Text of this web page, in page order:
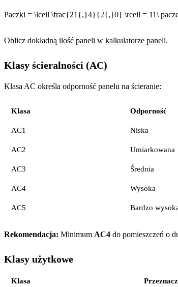
Paczki = \lceil \frac{21{,}4}{2{,}0} \rceil = 11\
Oblicz dokładną ilość paneli w kalkulatorze paneli.
Klasy ścieralności (AC)
Klasa AC określa odporność panelu na ścieranie:
Klasa Odporność
AC1 Niska
AC2 Umiarkowana
AC3 Średnia
AC4 Wysoka
AC5 Bardzo
Rekomendacja: Minimum AC4 do pomieszczeń o
Klasy użytkowe
Klasa